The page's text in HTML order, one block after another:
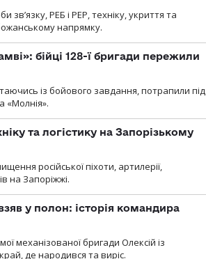
зв’язку, РЕБ і РЕР, техніку, укриття та
напрямку.
бійці 128-ї бригади пережили
із бойового завдання, потрапили під
«Молнія».
та логістику на Запорізькому
російської піхоти, артилерії,
на Запоріжжі.
у полон: історія командира
механізованої бригади Олексій із
де народився та виріс.